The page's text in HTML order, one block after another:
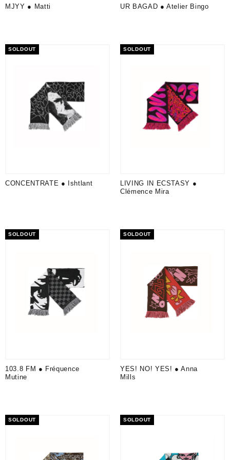
MJYY ● Matti UR BAGAD ● Atelier Bingo
SOLDOUT
CONCENTRATE ● Ishtlant
SOLDOUT
LIVING IN ECSTASY ●
Clémence Mira
SOLDOUT
103.8 FM ● Fréquence
Mutine
SOLDOUT
YES! NO! YES! ● Anna
Mills
SOLDOUT SOLDOUT